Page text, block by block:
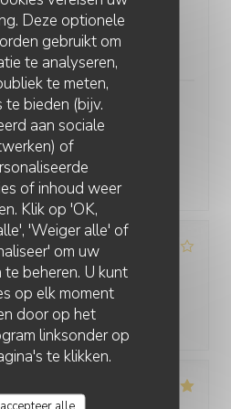
Deze optionele
gebruikt om
te analyseren,
te meten,
te bieden (bijv.
aan sociale
of
of inhoud weer
Klik op 'OK,
'Weiger alle' of
om uw
beheren. U kunt
op elk moment
door op het
linksonder op
te klikken.
2
5/5 Keuken :5/5 Kwaliteit / Prijs
bon moment : cadre
très bon accueil et
(plat + dessert !). Nous
voir :)
5
/5 Keuken :4/5 Kwaliteit / Prijs